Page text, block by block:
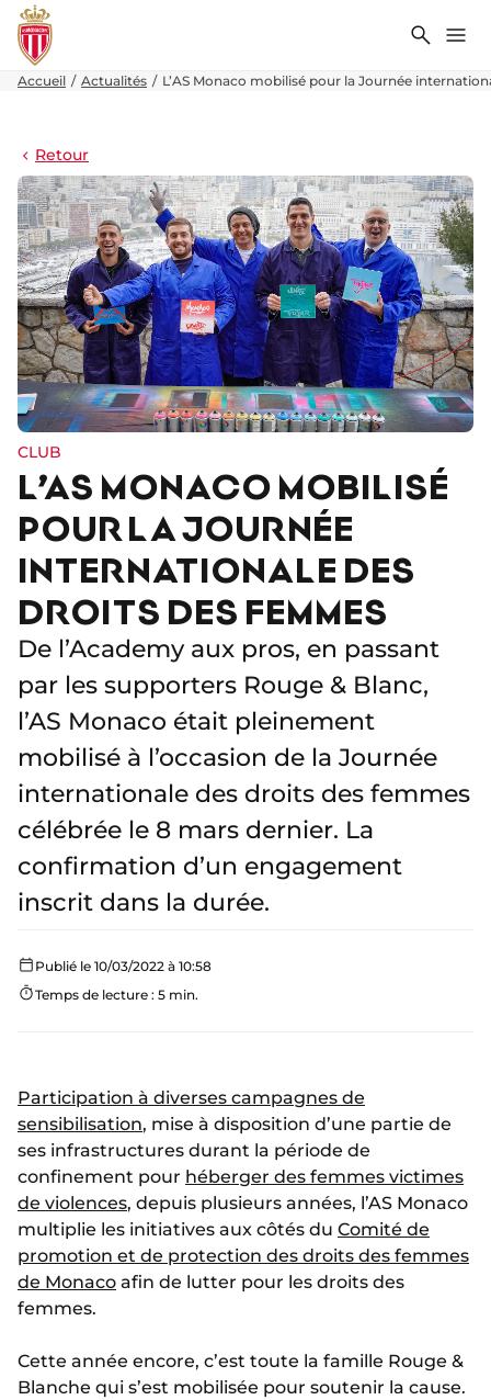
Accueil Actualités L’AS Monaco mobilisé pour la Journée
Retour
CLUB
L’AS MONACO MOBILISÉ
POUR LA JOURNÉE
INTERNATIONALE DES
DROITS DES FEMMES
De l’Academy aux pros, en passant
par les supporters Rouge & Blanc,
l’AS Monaco était pleinement
mobilisé à l’occasion de la Journée
internationale des droits des femmes
célébrée le 8 mars dernier. La
confirmation d’un engagement
inscrit dans la durée.
Publié le 10/03/2022 à 10:58
Temps de lecture : 5 min.
Participation à diverses campagnes de
sensibilisation, mise à disposition d’une partie de
ses infrastructures durant la période de
confinement pour héberger des femmes victimes
de violences, depuis plusieurs années, l’AS Monaco
multiplie les initiatives aux côtés du Comité de
promotion et de protection des droits des femmes
de Monaco afin de lutter pour les droits des
femmes.
Cette année encore, c’est toute la famille Rouge &
Blanche qui s’est mobilisée pour soutenir la cause.